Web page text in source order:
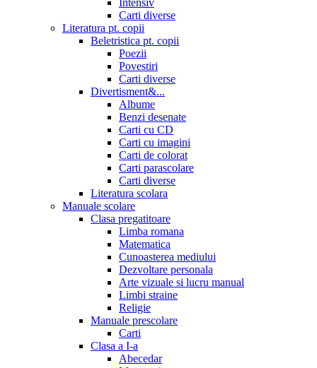
Intensiv
Carti diverse
Literatura pt. copii
Beletristica pt. copii
Poezii
Povestiri
Carti diverse
Divertisment&...
Albume
Benzi desenate
Carti cu CD
Carti cu imagini
Carti de colorat
Carti parascolare
Carti diverse
Literatura scolara
Manuale scolare
Clasa pregatitoare
Limba romana
Matematica
Cunoasterea mediului
Dezvoltare personala
Arte vizuale si lucru manual
Limbi straine
Religie
Manuale prescolare
Carti
Clasa a I-a
Abecedar